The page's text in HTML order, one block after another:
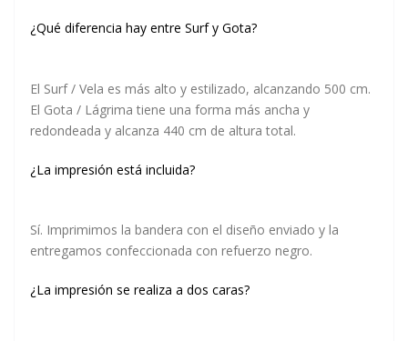
¿Qué diferencia hay entre Surf y Gota?
El Surf / Vela es más alto y estilizado, alcanzando 500 cm.
El Gota / Lágrima tiene una forma más ancha y
redondeada y alcanza 440 cm de altura total.
¿La impresión está incluida?
Sí. Imprimimos la bandera con el diseño enviado y la
entregamos confeccionada con refuerzo negro.
¿La impresión se realiza a dos caras?